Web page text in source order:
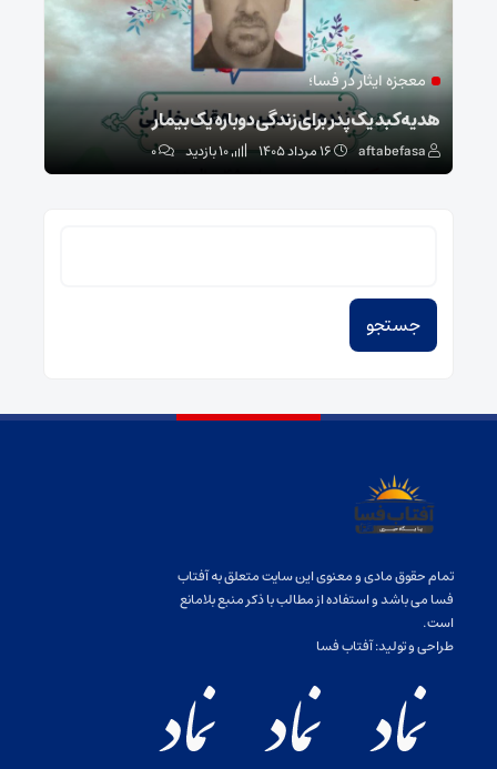
معجزه ایثار در فسا؛
هدیه کبد یک پدر برای زندگی دوباره یک بیمار
aftabefasa ۱۶ مرداد ۱۴۰۵ 10 بازدید ۰
تمام حقوق مادی و معنوی این سایت متعلق به آفتاب
فسا می باشد و استفاده از مطالب با ذکر منبع بلامانع
است.
طراحی و تولید:آفتاب فسا